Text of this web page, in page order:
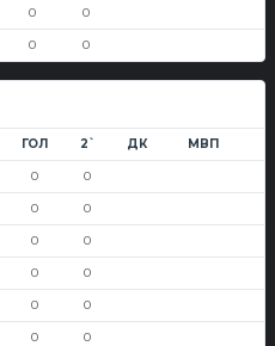
0 0
0 0
ГОЛ 2` ДК МВП
0 0
0 0
0 0
0 0
0 0
0 0